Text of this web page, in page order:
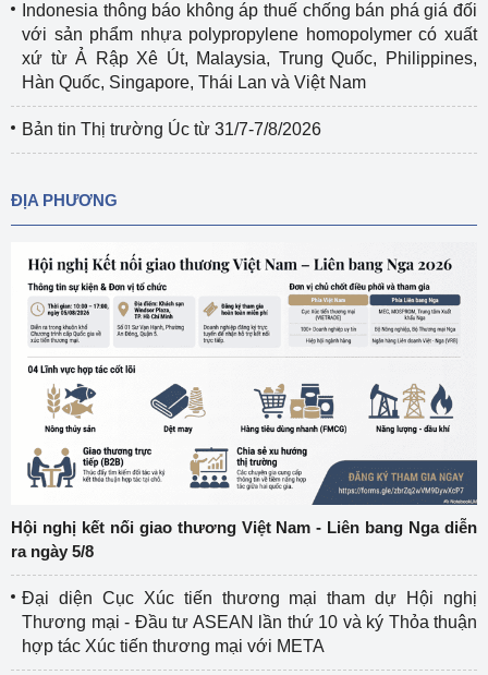
Indonesia thông báo không áp thuế chống bán phá giá đối
với sản phẩm nhựa polypropylene homopolymer có xuất
xứ từ Ả Rập Xê Út, Malaysia, Trung Quốc, Philippines,
Hàn Quốc, Singapore, Thái Lan và Việt Nam
Bản tin Thị trường Úc từ 31/7-7/8/2026
ĐỊA PHƯƠNG
Hội nghị kết nối giao thương Việt Nam - Liên bang Nga diễn
ra ngày 5/8
Đại diện Cục Xúc tiến thương mại tham dự Hội nghị
Thương mại - Đầu tư ASEAN lần thứ 10 và ký Thỏa thuận
hợp tác Xúc tiến thương mại với META